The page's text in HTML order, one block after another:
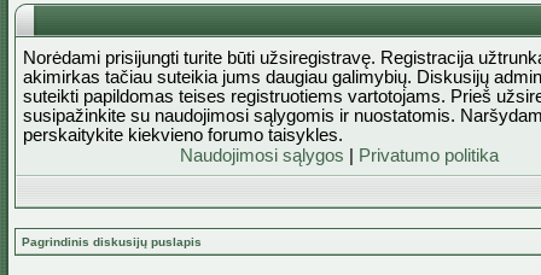
Norėdami prisijungti turite būti užsiregistravę. Registracija
akimirkas tačiau suteikia jums daugiau galimybių. Diskusijų
suteikti papildomas teises registruotiems vartotojams. Prieš
susipažinkite su naudojimosi sąlygomis ir nuostatomis.
perskaitykite kiekvieno forumo taisykles.
Naudojimosi sąlygos
Privatumo politika
Pagrindinis diskusijų puslapis